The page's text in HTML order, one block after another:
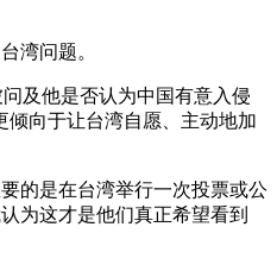
湾问题。
及他是否认为中国有意入侵
倾向于让台湾自愿、主动地加
的是在台湾举行一次投票或公
为这才是他们真正希望看到